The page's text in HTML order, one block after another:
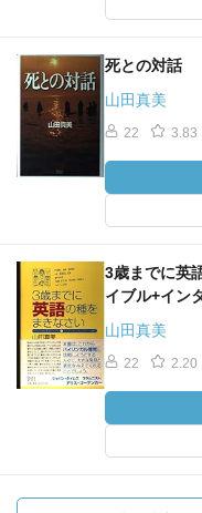
死との対話
山田真美
22 3.83
3歳までに英
イブル+イン
山田真美
22 2.20